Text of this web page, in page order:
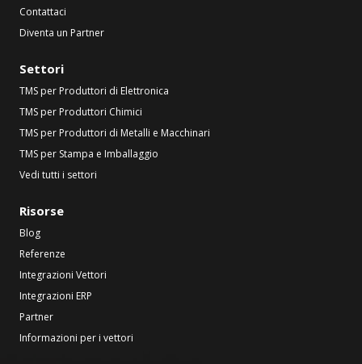
Contattaci
Diventa un Partner
Settori
TMS per Produttori di Elettronica
TMS per Produttori Chimici
TMS per Produttori di Metalli e Macchinari
TMS per Stampa e Imballaggio
Vedi tutti i settori
Risorse
Blog
Referenze
Integrazioni Vettori
Integrazioni ERP
Partner
Informazioni per i vettori